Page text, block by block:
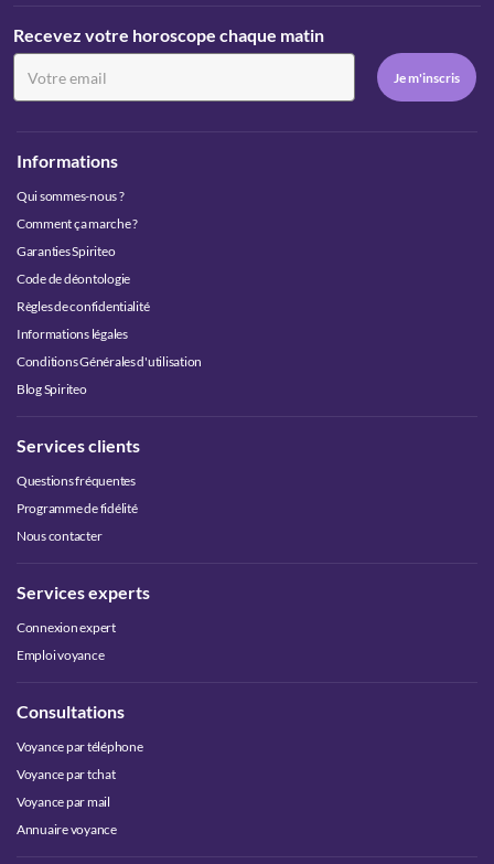
Recevez votre horoscope chaque matin
Informations
Qui sommes-nous ?
Comment ça marche ?
Garanties Spiriteo
Code de déontologie
Règles de confidentialité
Informations légales
Conditions Générales d'utilisation
Blog Spiriteo
Services clients
Questions fréquentes
Programme de fidélité
Nous contacter
Services experts
Connexion expert
Emploi voyance
Consultations
Voyance par téléphone
Voyance par tchat
Voyance par mail
Annuaire voyance